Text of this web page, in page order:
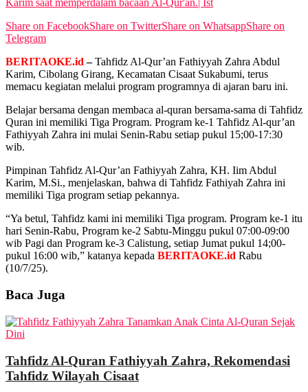
View All Result
Karim saat memperdalam bacaan Al-Qur'an.| Ist
Share on FacebookShare on TwitterShare on WhatsappShare on
Telegram
BERITAOKE.id–Tahfidz Al-Qur’an Fathiyyah Zahra Abdul
Karim, Cibolang Girang, Kecamatan Cisaat Sukabumi, terus
memacu kegiatan melalui program programnya di ajaran baru ini.
Belajar bersama dengan membaca al-quran bersama-sama di Tahfidz
Quran ini memiliki Tiga Program. Program ke-1 Tahfidz Al-qur’an
Fathiyyah Zahra ini mulai Senin-Rabu setiap pukul 15;00-17:30
wib.
Pimpinan Tahfidz Al-Qur’an Fathiyyah Zahra, KH. Iim Abdul
Karim, M.Si., menjelaskan, bahwa di Tahfidz Fathiyah Zahra ini
memiliki Tiga program setiap pekannya.
“Ya betul, Tahfidz kami ini memiliki Tiga program. Program ke-1 itu
hari Senin-Rabu, Program ke-2 Sabtu-Minggu pukul 07:00-09:00
wib Pagi dan Program ke-3 Calistung, setiap Jumat pukul 14;00-
pukul 16:00 wib,” katanya kepada BERITAOKE.id Rabu
(10/7/25).
Baca Juga
Tahfidz Al-Quran Fathiyyah Zahra, Rekomendasi
Tahfidz Wilayah Cisaat